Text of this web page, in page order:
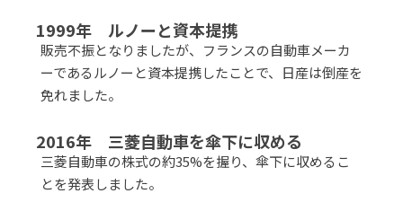
1999年 ルノーと資本提携
販売不振となりましたが、フランスの自動車メーカ
ーであるルノーと資本提携したことで、日産は倒産を
免れました。
2016年 三菱自動車を傘下に収める
三菱自動車の株式の約35%を握り、傘下に収めるこ
とを発表しました。